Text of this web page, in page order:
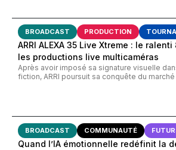
BROADCAST PRODUCTION
ARRI ALEXA 35 Live Xtreme : le
les productions live multicaméras
Après avoir imposé sa signature visuelle
fiction, ARRI poursuit sa conquête du
BROADCAST COMMUNAUTÉ
Quand l’IA émotionnelle redéfinit la